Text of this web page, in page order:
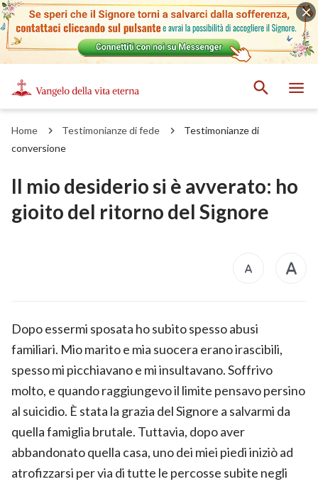
Home Testimonianze di fede
Testimonianze di
conversione
Il mio desiderio si è avverato: ho
gioito del ritorno del Signore
Dopo essermi sposata ho subito spesso abusi
familiari. Mio marito e mia suocera erano irascibili,
spesso mi picchiavano e mi insultavano. Soffrivo
molto, e quando raggiungevo il limite pensavo persino
al suicidio. È stata la grazia del Signore a salvarmi da
quella famiglia brutale. Tuttavia, dopo aver
abbandonato quella casa, uno dei miei piedi iniziò ad
atrofizzarsi per via di tutte le percosse subite negli